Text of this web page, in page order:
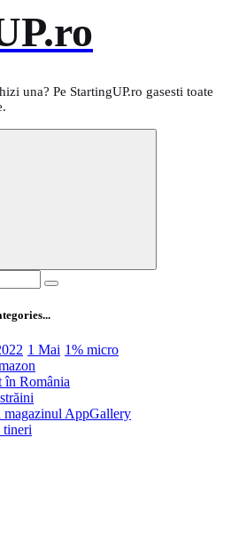
una? Pe StartingUP.ro gasesti toate
1 Mai 1% micro
în România
magazinul AppGallery
tineri